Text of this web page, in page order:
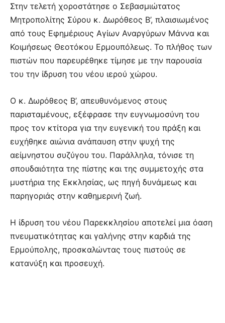
Στην τελετή χοροστάτησε ο Σεβασμιώτατος
Μητροπολίτης Σύρου κ. Δωρόθεος Β’, πλαισιωμένος
από τους Εφημέριους Αγίων Αναργύρων Μάννα και
Κοιμήσεως Θεοτόκου Ερμουπόλεως. Το πλήθος των
πιστών που παρευρέθηκε τίμησε με την παρουσία
του την ίδρυση του νέου ιερού χώρου.
Ο κ. Δωρόθεος Β’, απευθυνόμενος στους
παρισταμένους, εξέφρασε την ευγνωμοσύνη του
προς τον κτίτορα για την ευγενική του πράξη και
ευχήθηκε αιώνια ανάπαυση στην ψυχή της
αείμνηστου συζύγου του. Παράλληλα, τόνισε τη
σπουδαιότητα της πίστης και της συμμετοχής στα
μυστήρια της Εκκλησίας, ως πηγή δυνάμεως και
παρηγοριάς στην καθημερινή ζωή.
Η ίδρυση του νέου Παρεκκλησίου αποτελεί μια όαση
πνευματικότητας και γαλήνης στην καρδιά της
Ερμούπολης, προσκαλώντας τους πιστούς σε
κατανύξη και προσευχή.